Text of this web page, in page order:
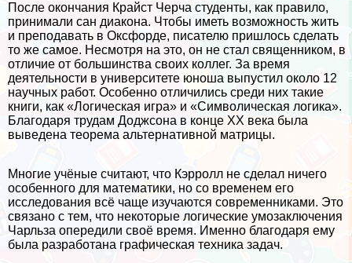
После окончания Крайст Черча студенты, как правило,
принимали сан диакона. Чтобы иметь возможность жить
и преподавать в Оксфорде, писателю пришлось сделать
то же самое. Несмотря на это, он не стал священником, в
отличие от большинства своих коллег. За время
деятельности в университете юноша выпустил около 12
научных работ. Особенно отличились среди них такие
книги, как «Логическая игра» и «Символическая логика».
Благодаря трудам Доджсона в конце XX века была
выведена теорема альтернативной матрицы.
Многие учёные считают, что Кэрролл не сделал ничего
особенного для математики, но со временем его
исследования всё чаще изучаются современниками. Это
связано с тем, что некоторые логические умозаключения
Чарльза опередили своё время. Именно благодаря ему
была разработана графическая техника задач.